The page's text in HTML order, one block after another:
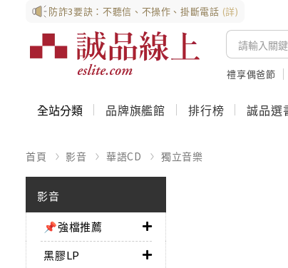
防詐3要訣：不聽信、不操作、掛斷電話 (詳)
禮享偶爸節
全站分類 品牌旗艦館 排行榜 誠品選
首頁 影音 華語CD 獨立音樂
影音
📌強檔推薦
黑膠LP